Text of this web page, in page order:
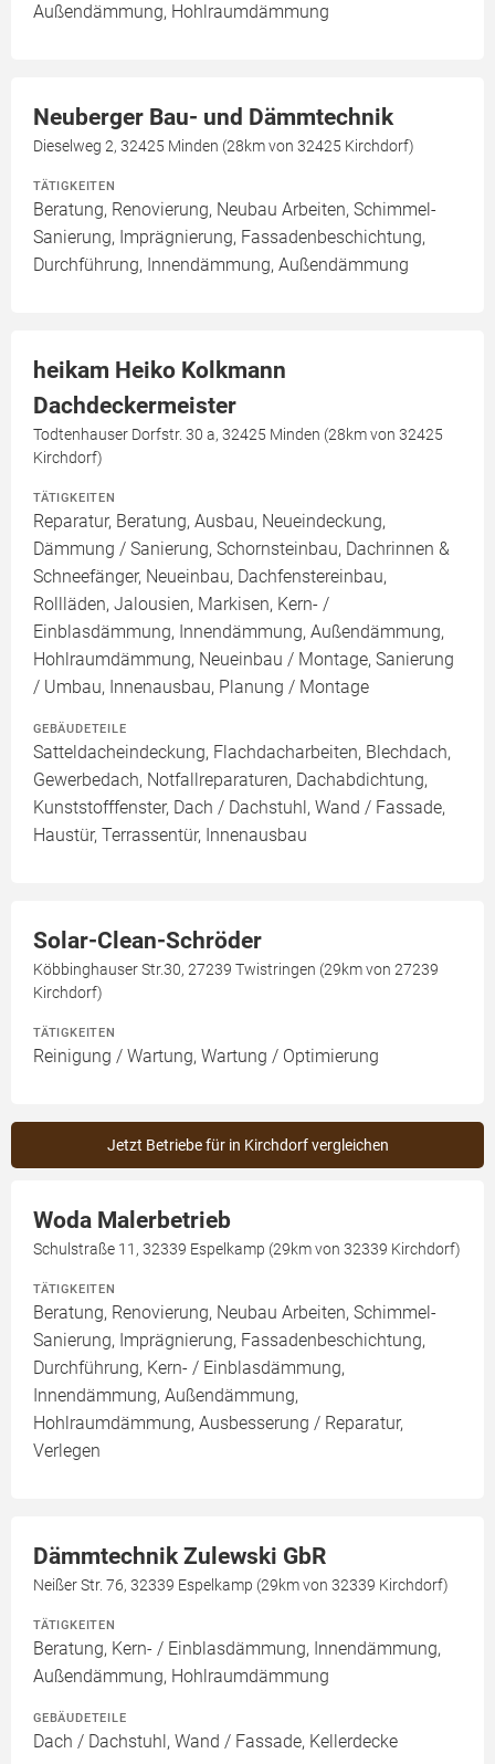
Außendämmung, Hohlraumdämmung
Neuberger Bau- und Dämmtechnik
Dieselweg 2, 32425 Minden (28km von 32425 Kirchdorf)
TÄTIGKEITEN
Beratung, Renovierung, Neubau Arbeiten, Schimmel-
Sanierung, Imprägnierung, Fassadenbeschichtung,
Durchführung, Innendämmung, Außendämmung
heikam Heiko Kolkmann
Dachdeckermeister
Todtenhauser Dorfstr. 30 a, 32425 Minden (28km von 32425
Kirchdorf)
TÄTIGKEITEN
Reparatur, Beratung, Ausbau, Neueindeckung,
Dämmung / Sanierung, Schornsteinbau, Dachrinnen &
Schneefänger, Neueinbau, Dachfenstereinbau,
Rollläden, Jalousien, Markisen, Kern- /
Einblasdämmung, Innendämmung, Außendämmung,
Hohlraumdämmung, Neueinbau / Montage, Sanierung
/ Umbau, Innenausbau, Planung / Montage
GEBÄUDETEILE
Satteldacheindeckung, Flachdacharbeiten, Blechdach,
Gewerbedach, Notfallreparaturen, Dachabdichtung,
Kunststofffenster, Dach / Dachstuhl, Wand / Fassade,
Haustür, Terrassentür, Innenausbau
Solar-Clean-Schröder
Köbbinghauser Str.30, 27239 Twistringen (29km von 27239
Kirchdorf)
TÄTIGKEITEN
Reinigung / Wartung, Wartung / Optimierung
Jetzt Betriebe für in Kirchdorf vergleichen
Woda Malerbetrieb
Schulstraße 11, 32339 Espelkamp (29km von 32339 Kirchdorf)
TÄTIGKEITEN
Beratung, Renovierung, Neubau Arbeiten, Schimmel-
Sanierung, Imprägnierung, Fassadenbeschichtung,
Durchführung, Kern- / Einblasdämmung,
Innendämmung, Außendämmung,
Hohlraumdämmung, Ausbesserung / Reparatur,
Verlegen
Dämmtechnik Zulewski GbR
Neißer Str. 76, 32339 Espelkamp (29km von 32339 Kirchdorf)
TÄTIGKEITEN
Beratung, Kern- / Einblasdämmung, Innendämmung,
Außendämmung, Hohlraumdämmung
GEBÄUDETEILE
Dach / Dachstuhl, Wand / Fassade, Kellerdecke